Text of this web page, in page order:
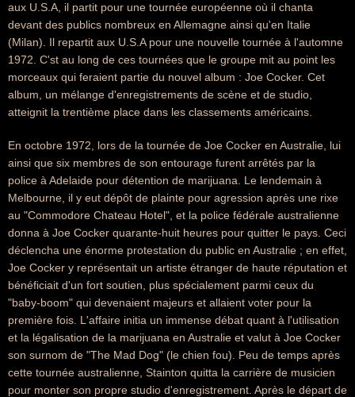
aux U.S.A, il partit pour une tournée européenne où il chanta
devant des publics nombreux en Allemagne ainsi qu'en Italie
(Milan). Il repartit aux U.S.A pour une nouvelle tournée à l'automne
1972. C'st au long de ces tournées que le groupe mit au point les
morceaux qui feraient partie du nouvel album : Joe Cocker. Cet
album, un mélange d'enregistrements de scène et de studio,
atteignit la trentième place dans les classements américains.
En octobre 1972, lors de la tournée de Joe Cocker en Australie, lui
ainsi que six membres de son entourage furent arrêtés par la
police à Adelaide pour détention de marijuana. Le lendemain à
Melbourne, il y eut dépôt de plainte pour agression après une rixe
au "Commodore Chateau Hotel", et la police fédérale australienne
donna à Joe Cocker quarante-huit heures pour quitter le pays. Ceci
déclencha une énorme protestation du public en Australie ; en effet,
Joe Cocker y représentait un artiste étranger de haute réputation et
bénéficiait d'un fort soutien, plus spécialement parmi ceux du
"baby-boom" qui devenaient majeurs et allaient voter pour la
première fois. L'affaire initia un immense débat quant à l'utilisation
et la légalisation de la marijuana en Australie et valut à Joe Cocker
son surnom de "The Mad Dog" (le chien fou). Peu de temps après
cette tournée australienne, Stainton quitta la carrière de musicien
pour monter son propre studio d'enregistrement. Après le départ de